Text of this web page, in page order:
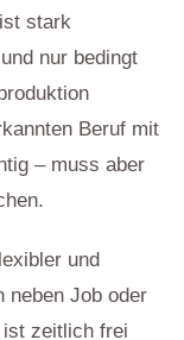
stark
nur bedingt
Beruf mit
– muss aber
und
Job oder
ist zeitlich frei